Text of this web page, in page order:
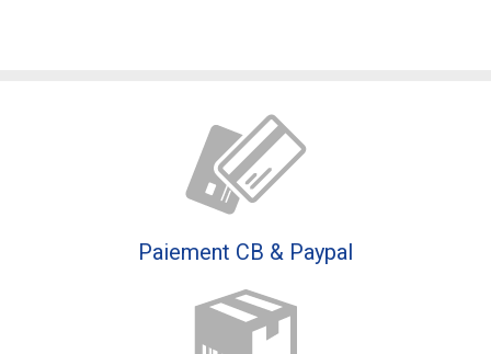
Paiement CB & Paypal